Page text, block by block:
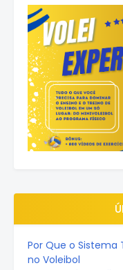
Por Que o Sistema
no Voleibol